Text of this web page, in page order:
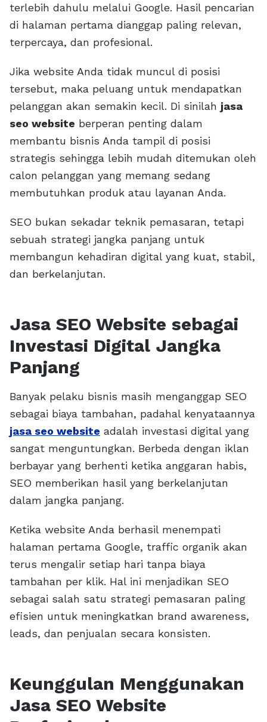
terlebih dahulu melalui Google. Hasil pencarian
di halaman pertama dianggap paling relevan,
terpercaya, dan profesional.
Jika website Anda tidak muncul di posisi
tersebut, maka peluang untuk mendapatkan
pelanggan akan semakin kecil. Di sinilah jasa
seo website berperan penting dalam
membantu bisnis Anda tampil di posisi
strategis sehingga lebih mudah ditemukan oleh
calon pelanggan yang memang sedang
membutuhkan produk atau layanan Anda.
SEO bukan sekadar teknik pemasaran, tetapi
sebuah strategi jangka panjang untuk
membangun kehadiran digital yang kuat, stabil,
dan berkelanjutan.
Jasa SEO Website sebagai
Investasi Digital Jangka
Panjang
Banyak pelaku bisnis masih menganggap SEO
sebagai biaya tambahan, padahal kenyataannya
jasa seo website adalah investasi digital yang
sangat menguntungkan. Berbeda dengan iklan
berbayar yang berhenti ketika anggaran habis,
SEO memberikan hasil yang berkelanjutan
dalam jangka panjang.
Ketika website Anda berhasil menempati
halaman pertama Google, traffic organik akan
terus mengalir setiap hari tanpa biaya
tambahan per klik. Hal ini menjadikan SEO
sebagai salah satu strategi pemasaran paling
efisien untuk meningkatkan brand awareness,
leads, dan penjualan secara konsisten.
Keunggulan Menggunakan
Jasa SEO Website